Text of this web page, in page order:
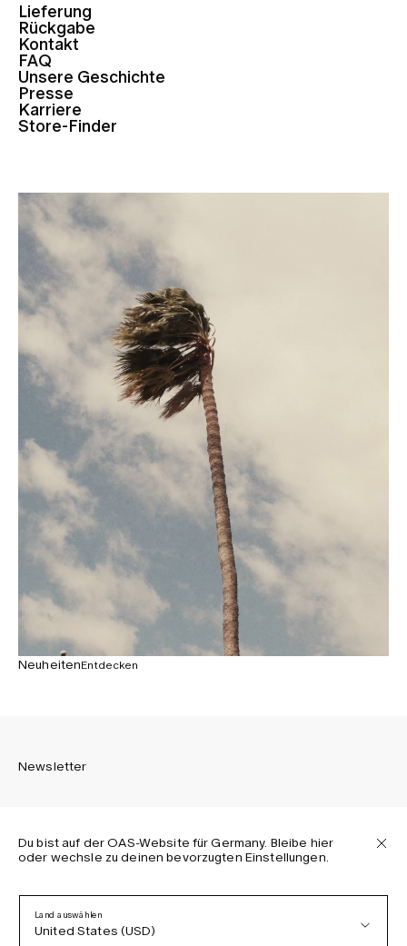
Lieferung
Rückgabe
Kontakt
FAQ
Unsere Geschichte
Presse
Karriere
Store-Finder
NeuheitenEntdecken
Newsletter
Melden Sie sich an, um die neuesten Informationen über
Du bist auf der OAS-Website für Germany. Bleibe hier
oder wechsle zu deinen bevorzugten Einstellungen.
Land auswählen
United States (USD)